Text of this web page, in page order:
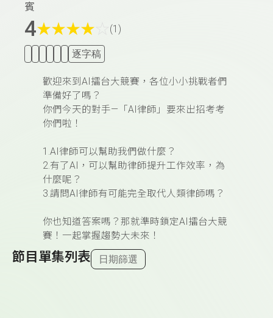
賓
4★★★★ (1)
逐字稿
歡迎來到AI擂台大競賽，各位小小挑戰者們
準備好了嗎？
你們今天的對手—「 AI律師 」要來出招考考
你們啦！
1.AI律師可以幫助我們做什麼？
2.有了AI，可以幫助律師提升工作效率，為
什麼呢？
3.請問AI律師有可能完全取代人類律師嗎？
你也知道答案嗎？那就準時鎖定AI擂台大競
賽！一起掌握趨勢大未來！
節目單集列表 日期篩選